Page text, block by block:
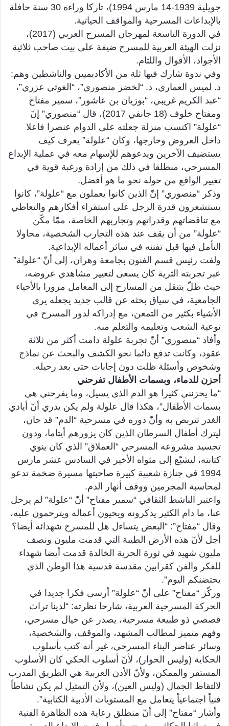
جويلية 1939-14 مارس 1994)، تاركا وراءه 30 سنة حافلة
بالإبداعات المسرحية والمواقف الحياتية.
في الدورة التاسعة لمهرجان المسرح العربي (2017)،
نزلت الهيئة العربية للمسرح ضيفة على بيت صاحب ثلاثية
الأجواد، الأقوال واللثام.
وفي ندوة شارك فيها ثلة من الأكاديميين والناشطين وهم:
د. لميس العماري، د. “لخضر منصوري”، “الغوثي عزري”،
“عبد الكريم غريبي، “بوزيان بن عاشور”، سمير مفتاح
ومفتاح خلوف (18 جانفي 2017)، قال “منصوري” إنّ
“علولة” اكتسب منزلة جعلته على الدوام عنصرا فاعلا
داخل العروض وخارجها، وكان “علولة” يعرف كيف
يستضيف الآخرين ويدعوهم للإسهام معه في عملية الإبداع
المسرحي، منطلقا في ذلك من إرادة ورغبة قوية في
تغيير الواقع من حوله نحو ما هو أفضل.
وذكر “منصوري” إنّ الذين كانوا يعملون مع “علولة”، كانوا
يستشعرون قدرة الرجل على استقراء أفكارهم والتعاطي
مع تناقضاتهم وقدراتهم وتجاربهم الخاصة، ممّا مكّن
“علولة” من أن يقف عند هذه التجارب الشخصية، محاولا
التأمل فيها قبل تفننه في سائر أعماله الإبداعية.
ولفت رئيس قسم الفنون بجامعة وهران، إلى أنّ “علولة”
عبر تجربته الثرية كان يسعى لتغيير مشاهدي عروضه،
حيث ظلّ يتنقل من المسارح إلى المعامل مرورا بالأحياء
الجامعية، في سياق بحثه عن قالب جديد يجعله يرى
الأشياء بكثير من التمعن، مع إدراكه لدور المسرح في
توعية الشعب وتعليمه والتعلم منه.
وأفاد “منصوري” أنّ تجربة علولة دامت أكثر من ثلاثة
عقود، وكانت تدفع دائما نحو الكشف والبحث عن نماذج
وشخوص وأسئلة ظلت دون إجابات حتى بعد رحيله.
أحزن للدماء، وبسمات الأطفال تفرحني
“ما يحزنني كثيرا هو الدم الذي يسيل، وما يفرحني هي
بسمات الأطفال”، هكذا قال علولة ولم يكن يدري أنّ أيادي
الغدر تتربص به وأنّ دوره في مسرحية “الدم” قد حان،
ليترك أطفال السرطان الذين كان يزورهم أيتاما، ودون
تجسيد مشروعه المسرحي “العملاق” الذي كان ينوي
كتابته، ليشيّع إلى مثواه الأخير في السادس عشر مارس
1994 في جنازة شعبية كبيرة صاحبتها مسيرة ضخمة تدعو
لمحاسبة المجرمين ووقف أنهار الدم.
واعتبر الناشط الثقافي “سمير مفتاح” أنّ “علولة” لم يرحل
عنا، ما دام الكثير يذكرونه ويحيون أعماله ويترحمون عليه،
وقال “مفتاح”: “البعض يتساءل هل للمسرح شهدائه أيضا؟
أجل لأنّ هذه الأرض الطيبة التي قدمت مليون ونصف
مليون شهيد في ثورة الحرية الخالدة قدمت أيضا شهداء
للفكر والفن كقرابين مقدسة قدسية هذا الوطن الذي
يحتضنكم اليوم”.
وركّز “مفتاح” على أنّ “علولة” أرسى فكرا جديدا في
الحركة المسرحية العربية، شارحا نظرته: “لدينا تراث
قصصي ذو طبيعة مسرحية، يصدر عن خيال مسرحي،
وفهم متميز لمطالب المشهد، والموقف، والشخصية،
وسائر عناصر البناء المسرحي، غير أنه كتب بأسلوب
الحكاية (وليس الحوار)، لأنّ أسلوب الحكي كان الأسلوب
المستقر والممكن، ولأنّ الأذن العربية هي الطريق المدرب
لالتقاط الجمال (وليس العين)، ولأن التمثيل لم يكن نشاطاً
فنياً اجتماعياً يتعامل مع المستويات الأدبية الكتابية”.
وأشار “مفتاح” إلى أنّ منطلق رعاية هذه الظاهرة الفنية